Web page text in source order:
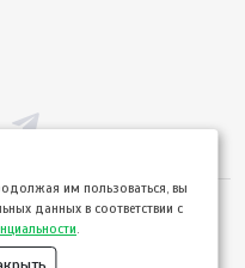
- 2026
Пользовательским соглашением
сервиса ТВОЙПРОДУКТ
им пользоваться, вы
данных в соответствии с